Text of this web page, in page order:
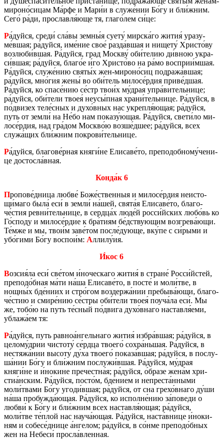
ми­ро­но́сицам Ма́рфе и Мари́и в служе́нии Бо́гу и бли́жним.
Сего́ ра́ди, про­слав­ля́юще тя, глаго́лем си́це:
Ра́дуйся, среди́ сла́вы земны́я суету́ мир­ска́го жития́ ура­зу­
ме́вшая; ра́дуйся, име́ние свое́ разда́вшая и ни­ще­ту́ Хри­сто́ву
воз­лю­би́вшая. Ра́дуйся, град Моск­ву́ оби́телию ди́вною укра­
си́вшая; ра́дуйся, благо́е и́го Хри­сто́во на ра́мо вос­прии́мшая.
Ра́дуйся, служе́нию святы́х жен-ми­ро­но́сиц под­ра­жа́вшая;
ра́дуйся, мно́гия жены́ во оби́тель ми­ло­се́рдия приве́дшая.
Ра́дуйся, ко спасе́нию се́стр твои́х му́драя упра́ви­тель­ни­це;
ра́дуйся, оби́тели твоея́ неусы́пная храни́тель­ни­це. Ра́дуйся, в
по́дви­зех теле́сных и духо́вных нас укреп­ля́ющая; ра́дуйся,
путь от земли́ на Не́бо нам по­ка­зу́ющая. Ра́дуйся, свети́ло ми­
ло­се́рдия, над гра́дом Моск­во́ю возше́дшее; ра́дуйся, всех
служа́щих бли́жним по­кро­ви́тель­ни­це.
Ра́дуйся, бла­го­ве́рная княги́не Ели­са­ве́то, пре­по­доб­но­му́че­ни­
це до­стос­ла́вная.
Конда́к 6
Про­по­ве́дница любве́ Боже́ствен­ныя и ми­ло­се́рдия неис­то­
щи́маго была́ еси́ в земли́ на́шей, свята́я Ели­са­ве́то, бла­го­
че́стия ревни́тель­ни­це, в серд­ца́х люде́й росси́йских любо́вь ко
Го́споду и ми­ло­се́рдие к бра́тиям бе́дству­ю­щим воз­гре­ва́ющи.
Те́мже и мы, твои́м заве́том после́дующе, вку́пе с си́рыми и
убо́гими Бо́гу вос­пои́м: Аллилу́ия.
И́кос 6
Возсия́ла еси́ све́том и́но­че­ска­го жития́ в стране́ Росси́йстей,
пре­по­до́бная ма́ти на́ша Ели­са­ве́то, в посте́ и моли́тве, в
нощны́х бде́ниих и стро́гом воз­дер­жа́нии пре­бы­ва́ющи, бла­го­
че́стию и смире́нию се́стры оби́тели твоея́ поуча́ла еси́. Мы
же, тобо́ю на путь те́сный по́двига духо́внаго на­став­ля́еми,
убла­жа́ем тя:
Ра́дуйся, путь рав­ноа́нгель­на­го жития́ избра́вшая; ра́дуйся, в
це­ло­му́дрии чи­сто­ту́ се́рдца тво­е­го́ сохра́ньшая. Ра́дуйся, в
нес­тя­жа́нии вы­со­ту́ ду́ха тво­е­го́ по­ка­за́вшая; ра́дуйся, в по­слу­
ша́нии Бо́гу и бли́жним по­слу­жи́вшая. Ра́дуйся, му́драя
княги́не и и́но­кине пре­чест­на́я; ра́дуйся, о́бразе жена́м хри­
стиа́нским. Ра́дуйся, посто́м, бде́нием и непре­ста́нными
моли́твами Бо́гу угоди́вшая; ра́дуйся, от сна грехо́внаго ду́ши
на́ша про­буж­да́ющая. Ра́дуйся, ко ис­полне́нию за́по­ве­ди о
любви́ к Бо́гу и бли́жним всех на­став­ля́ющая; ра́дуйся,
моли́тве те́плой нас науча́ющая. Ра́дуйся, наста́внице и́но­ки­
ням и со­бе­се́днице а́нге­лом; ра́дуйся, в со́нме пре­по­до́бных
жен на Небе­си́ прос­ла́влен­ная.